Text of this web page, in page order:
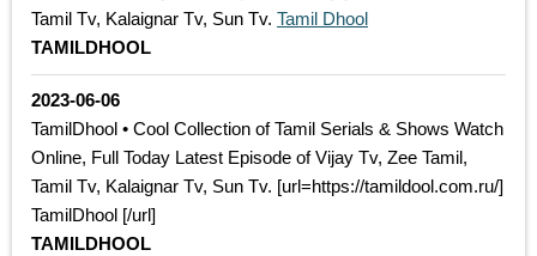
Tamil Tv, Kalaignar Tv, Sun Tv. Tamil Dhool
TAMILDHOOL
2023-06-06
TamilDhool • Cool Collection of Tamil Serials & Shows Watch
Online, Full Today Latest Episode of Vijay Tv, Zee Tamil,
Tamil Tv, Kalaignar Tv, Sun Tv. [url=https://tamildool.com.ru/]
TamilDhool [/url]
TAMILDHOOL